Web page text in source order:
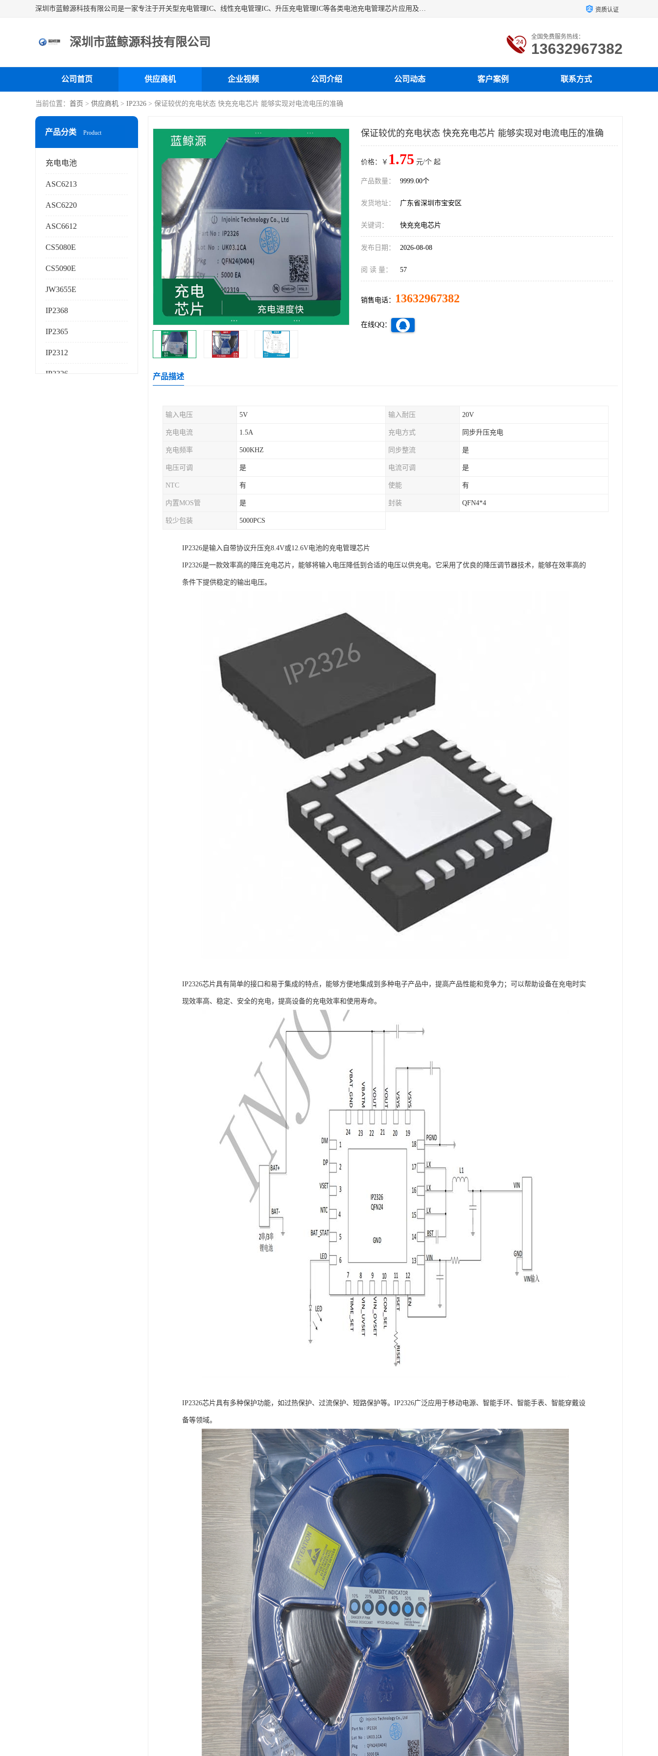
深圳市蓝鲸源科技有限公司是一家专注于开关型充电管理IC、线性充电管理IC、升压充电管理IC等各类电池充电管理芯片应用及芯片销售的企业，多年来公司为众多企业解决充电应用难题，设计缺陷，EMC超量等问题，是一家以充电技术指导为核心的充电芯片销售公司。 资质认证
深圳市蓝鲸源科技有限公司 全国免费服务热线：
13632967382
公司首页 供应商机 企业视频 公司介绍 公司动态 客户案例 联系方式
当前位置： 首页 > 供应商机 > IP2326 > 保证较优的充电状态 快充充电芯片 能够实现对电流电压的准确
产品分类 Product
充电电池
ASC6213
ASC6220
ASC6612
CS5080E
CS5090E
JW3655E
IP2368
IP2365
IP2312
IP2326
保证较优的充电状态 快充充电芯片 能够实现对电流电压的准确
价格：￥ 1.75 元/个 起
产品数量： 9999.00个
发货地址： 广东省深圳市宝安区
关键词： 快充充电芯片
发布日期： 2026-08-08
阅 读 量： 57
销售电话： 13632967382
在线QQ：
产品描述
输入电压 5V 输入耐压 20V
充电电流 1.5A 充电方式 同步升压充电
充电频率 500KHZ 同步整流 是
电压可调 是 电流可调 是
NTC 有 使能 有
内置MOS管 是 封装 QFN4*4
较少包装 5000PCS
IP2326是输入自带协议升压充8.4V或12.6V电池的充电管理芯片
IP2326是一款效率高的降压充电芯片，能够将输入电压降低到合适的电压以供充电。它采用了优良的降压调节器技术，能够在效率高的
条件下提供稳定的输出电压。
IP2326芯片具有简单的接口和易于集成的特点，能够方便地集成到多种电子产品中，提高产品性能和竞争力；可以帮助设备在充电时实
现效率高、稳定、安全的充电，提高设备的充电效率和使用寿命。
IP2326芯片具有多种保护功能，如过热保护、过流保护、短路保护等。IP2326广泛应用于移动电源、智能手环、智能手表、智能穿戴设
备等领域。